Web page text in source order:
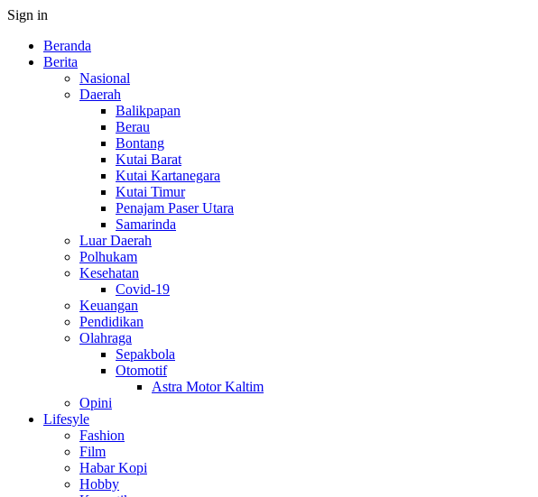
Sign in
Beranda
Berita
Nasional
Daerah
Balikpapan
Berau
Bontang
Kutai Barat
Kutai Kartanegara
Kutai Timur
Penajam Paser Utara
Samarinda
Luar Daerah
Polhukam
Kesehatan
Covid-19
Keuangan
Pendidikan
Olahraga
Sepakbola
Otomotif
Astra Motor Kaltim
Opini
Lifesyle
Fashion
Film
Habar Kopi
Hobby